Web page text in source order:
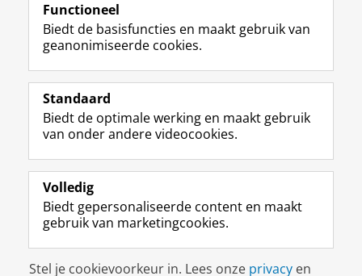
View this page in:English
Volg ons op
M
a
t
o
o
p
r
f
i
I
n
t
r
m
c
c
De UB voor medewerkers
Praktisch
Over de UB
Disclaimer & Copyright
Functioneel
Biedt de basisfuncties en maakt gebruik van
geanonimiseerde cookies.
Standaard
Biedt de optimale werking en maakt gebruik
van onder andere videocookies.
Volledig
Biedt gepersonaliseerde content en maakt
gebruik van marketingcookies.
Stel je cookievoorkeur in. Lees onze privacy en